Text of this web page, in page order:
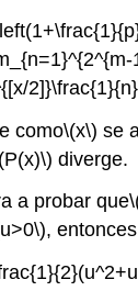
como\(x\) se
diverge.
a probar que
, entonces